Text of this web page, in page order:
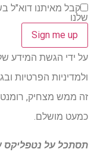
קבל מאיתנו דוא"ל
שלנו
על ידי הגשת המידע
ולמדיניות הפרטיות ובגיל 16
זה ממש מצחיק,
כמעט מושלם.
תסתכל על נטפליקס